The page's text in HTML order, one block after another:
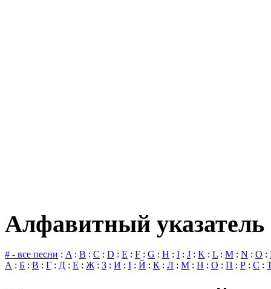
Алфавитный указатель
# - все песни : A: B : C : D : E : F : G : H : I : J : K : L : M : N : O :
А : Б : В : Г : Д : Е : Ж: З : И : І : Й : К : Л : М : Н : О : П : Р : С :